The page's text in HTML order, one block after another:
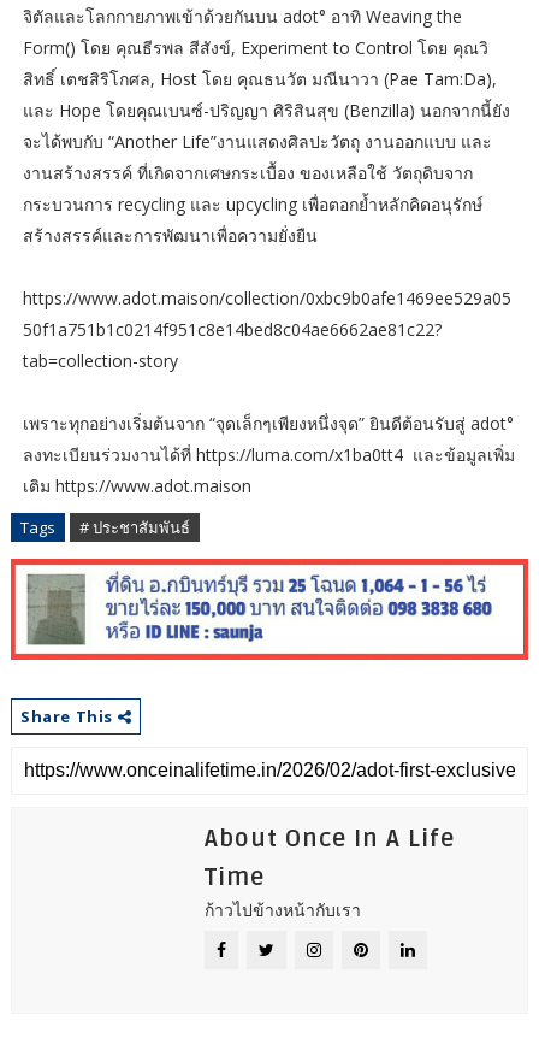
จิตัลและโลกกายภาพเข้าด้วยกันบน adot° อาทิ Weaving the
Form() โดย คุณธีรพล สีสังข์, Experiment to Control โดย คุณวิ
สิทธิ์ เตชสิริโกศล, Host โดย คุณธนวัต มณีนาวา (Pae Tam:Da),
และ Hope โดยคุณเบนซ์-ปริญญา ศิริสินสุข (Benzilla) นอกจากนี้ยัง
จะได้พบกับ “Another Life”งานแสดงศิลปะวัตถุ งานออกแบบ และ
งานสร้างสรรค์ ที่เกิดจากเศษกระเบื้อง ของเหลือใช้ วัตถุดิบจาก
กระบวนการ recycling และ upcycling เพื่อตอกย้ำหลักคิดอนุรักษ์
สร้างสรรค์และการพัฒนาเพื่อความยั่งยืน
https://www.adot.maison/collection/0xbc9b0afe1469ee529a05
50f1a751b1c0214f951c8e14bed8c04ae6662ae81c22?
tab=collection-story
เพราะทุกอย่างเริ่มต้นจาก “จุดเล็กๆเพียงหนึ่งจุด” ยินดีต้อนรับสู่ adot°
ลงทะเบียนร่วมงานได้ที่ https://luma.com/x1ba0tt4 และข้อมูลเพิ่ม
เติม https://www.adot.maison
Tags # ประชาสัมพันธ์
Share This
About Once In A Life
Time
ก้าวไปข้างหน้ากับเรา